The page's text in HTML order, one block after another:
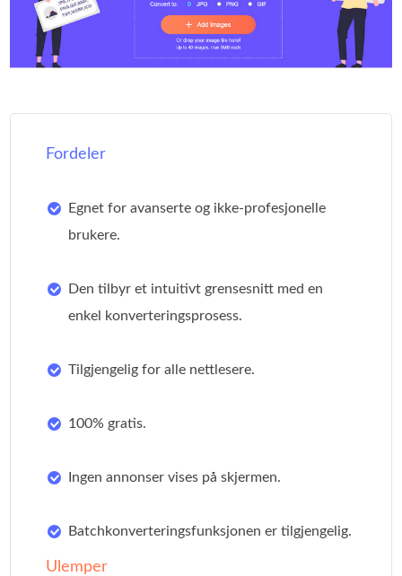
Fordeler
Egnet for avanserte og ikke-profesjonelle
brukere.
Den tilbyr et intuitivt grensesnitt med en
enkel konverteringsprosess.
Tilgjengelig for alle nettlesere.
100% gratis.
Ingen annonser vises på skjermen.
Batchkonverteringsfunksjonen er tilgjengelig.
Ulemper